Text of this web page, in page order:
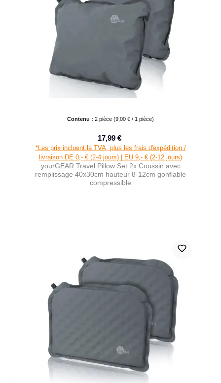
Contenu : 2 pièce (9,00 € / 1 pièce)
Prix de vente :
17,99 €
*Les prix incluent la TVA, plus les frais d'expédition /
livraison DE 0,- € (2-4 jours) | EU 9,- € (2-12 jours)
yourGEAR Travel Pillow Set 2x Coussin avec
remplissage 40x30cm hauteur 8-12cm gonflable
compressible